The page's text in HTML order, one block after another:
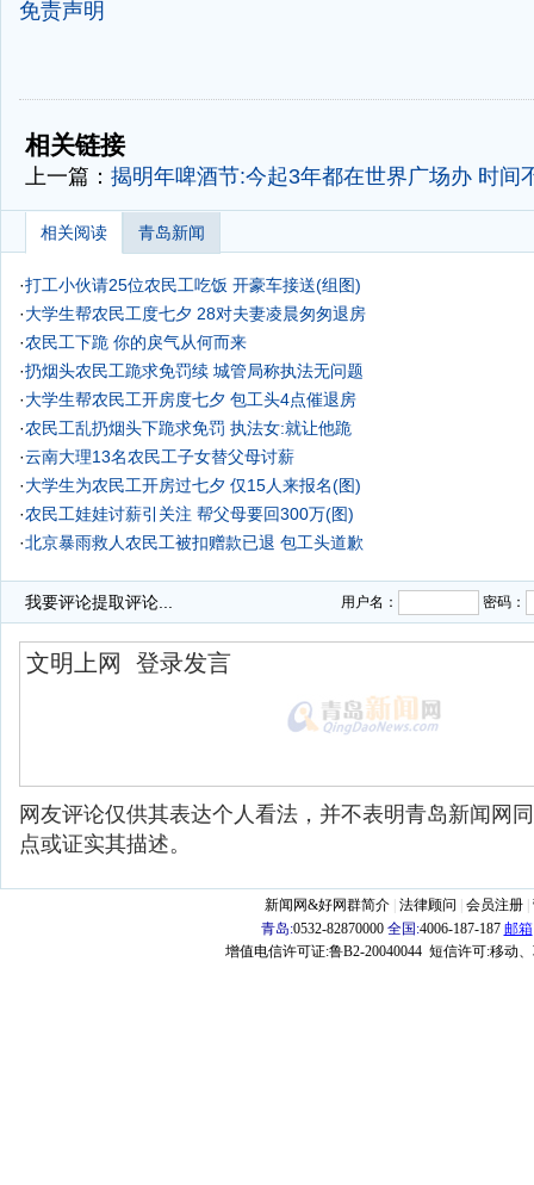
免责声明
-
相关链接
上一篇： 揭明年啤酒节:今起3年都在世界广场办 时间
相关阅读 青岛新闻
·打工小伙请25位农民工吃饭 开豪车接送(组图)
·大学生帮农民工度七夕 28对夫妻凌晨匆匆退房
·农民工下跪 你的戾气从何而来
·扔烟头农民工跪求免罚续 城管局称执法无问题
·大学生帮农民工开房度七夕 包工头4点催退房
·农民工乱扔烟头下跪求免罚 执法女:就让他跪
·云南大理13名农民工子女替父母讨薪
·大学生为农民工开房过七夕 仅15人来报名(图)
·农民工娃娃讨薪引关注 帮父母要回300万(图)
·北京暴雨救人农民工被扣赠款已退 包工头道歉
我要评论提取评论... 用户名： 密码：
网友评论仅供其表达个人看法，并不表明青岛新闻网
点或证实其描述。